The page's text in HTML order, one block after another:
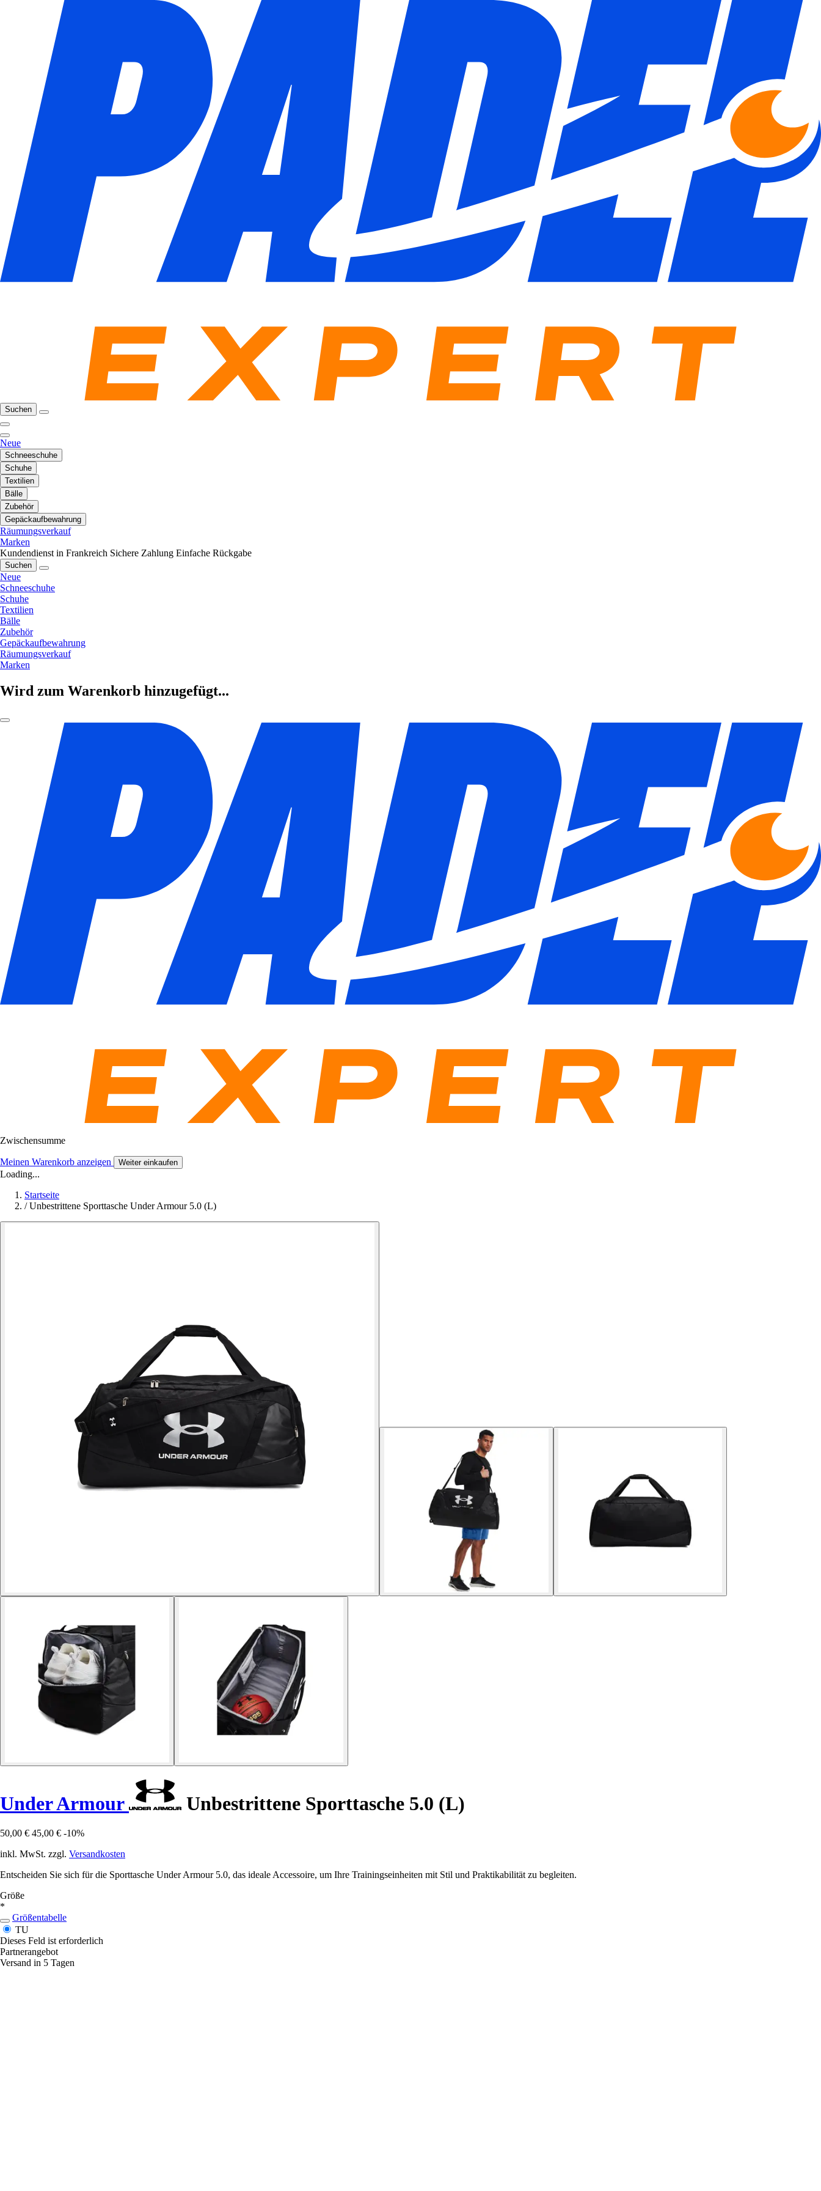
Suchen
Neue
Schneeschuhe
Schuhe
Textilien
Bälle
Zubehör
Gepäckaufbewahrung
Räumungsverkauf
Marken
Kundendienst in Frankreich Sichere Zahlung Einfache Rückgabe
Suchen
Neue
Schneeschuhe
Schuhe
Textilien
Bälle
Zubehör
Gepäckaufbewahrung
Räumungsverkauf
Marken
Wird zum Warenkorb hinzugefügt...
Zwischensumme
Meinen Warenkorb anzeigen Weiter einkaufen
Loading...
Startseite
/ Unbestrittene Sporttasche Under Armour 5.0 (L)
Under Armour Unbestrittene Sporttasche 5.0 (L)
50,00 € 45,00 € -10%
inkl. MwSt. zzgl. Versandkosten
Entscheiden Sie sich für die Sporttasche Under Armour 5.0, das ideale Accessoire, um Ihre Trainingseinheiten mit Stil und Praktikabilität zu begleiten.
Größe
*
Größentabelle
TU
Dieses Feld ist erforderlich
Partnerangebot
Versand in 5 Tagen